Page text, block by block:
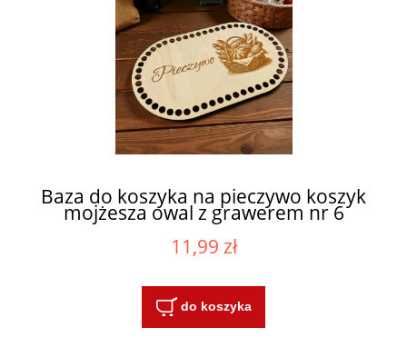
Baza do koszyka na pieczywo koszyk
mojżesza owal z grawerem nr 6
11,99 zł
do koszyka